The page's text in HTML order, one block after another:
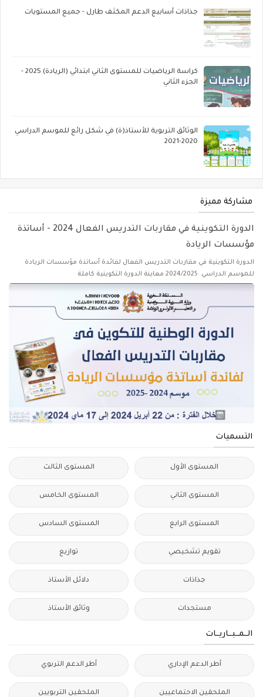
جذاذات أسابيع الدعم المكثف طارل - جميع المستويات
كراسة الرياضيات للمستوى الثاني ابتدائي (الريادة) 2025 -
الجزء الثاني
الوثائق التربوية للأستاذ(ة) في شكل رائع للموسم الدراسي
2020-2021
مشاركة مميزة
الدورة التكوينية في مقاربات التدريس الفعال 2024 - أساتذة
مؤسسات الريادة
الدورة التكوينية في مقاربات التدريس الفعال لفائدة أساتذة مؤسسات الريادة
للموسم الدراسي 2024/2025 معاينة الدورة التكوينية كاملة
التسميات
المستوى الأول المستوى الثالث
المستوى الثاني المستوى الخامس
المستوى الرابع المستوى السادس
تقويم تشخيصي توازيع
جذاذات دلائل الأستاذ
مستجدات وثائق الأستاذ
الــمــبــاريــات
أطر الدعم الإداري أطر الدعم التربوي
الملحقين الاحتماعيين الملحقين التربويين